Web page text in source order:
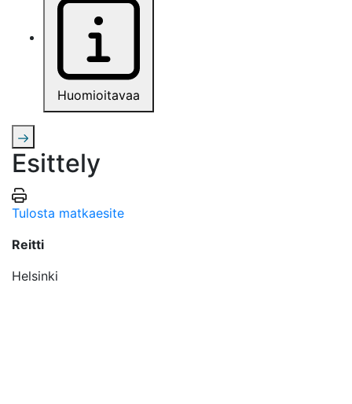
Huomioitavaa
Esittely
Tulosta matkaesite
Reitti
Helsinki